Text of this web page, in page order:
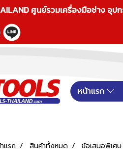
ศูนย์รวมเครื่องมือช่าง อุ
หน้าแรก
แรก สินค้าทั้งหมด ข้อเสนอพิเศษ